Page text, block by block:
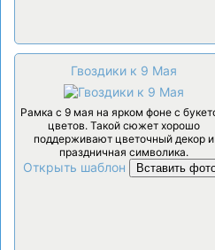
Гвоздики к 9 Мая
Рамка с 9 мая на ярком фоне с
цветов. Такой сюжет хорошо
поддерживают цветочный декор и
праздничная символика.
Открыть шаблон Вставить